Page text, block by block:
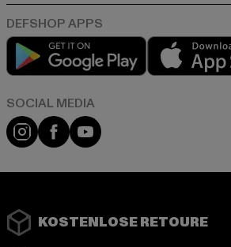
Play market
Instagram
FacebookYouTube
KOSTENLOSE RETOURE